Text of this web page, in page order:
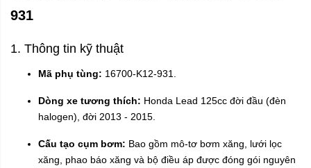
931
1. Thông tin kỹ thuật
Mã phụ tùng: 16700-K12-931.
Dòng xe tương thích: Honda Lead 125cc đời đầu (đèn
halogen), đời 2013 - 2015.
Cấu tạo cụm bơm: Bao gồm mô-tơ bơm xăng, lưới lọc
xăng, phao báo xăng và bộ điều áp được đóng gói nguyên